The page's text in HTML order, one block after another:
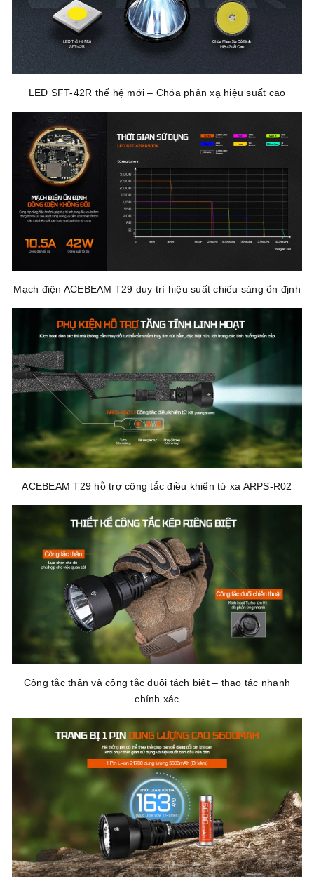
LED SFT-42R thế hệ mới – Chóa phản xạ hiệu suất cao
Mạch điện ACEBEAM T29 duy trì hiệu suất chiếu sáng ổn định
ACEBEAM T29 hỗ trợ công tắc điều khiển từ xa ARPS-R02
Công tắc thân và công tắc đuôi tách biệt – thao tác nhanh
chính xác